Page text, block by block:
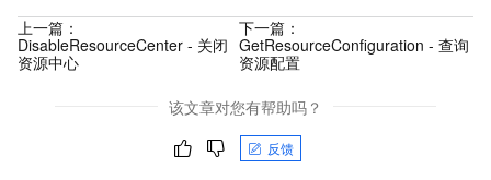
上一篇：
DisableResourceCenter - 关闭
资源中心
下一篇：
GetResourceConfiguration - 查询
资源配置
该文章对您有帮助吗？
反馈